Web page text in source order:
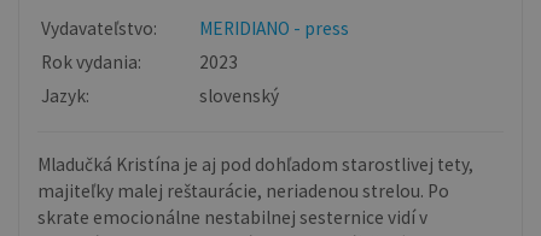
Vydavateľstvo:
MERIDIANO - press
Rok vydania:
2023
Jazyk:
slovenský
Mladučká Kristína je aj pod dohľadom starostlivej tety,
majiteľky malej reštaurácie, neriadenou strelou. Po
skrate emocionálne nestabilnej sesternice vidí v